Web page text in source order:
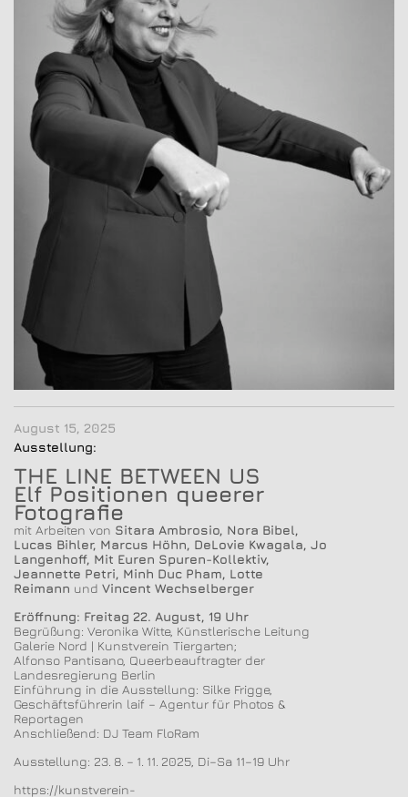
August 15, 2025
Ausstellung:
THE LINE BETWEEN US
Elf Positionen queerer
Fotografie
mit Arbeiten von Sitara Ambrosio, Nora Bibel,
Lucas Bihler, Marcus Höhn, DeLovie Kwagala, Jo
Langenhoff, Mit Euren Spuren-Kollektiv,
Jeannette Petri, Minh Duc Pham, Lotte
Reimann und Vincent Wechselberger
Eröffnung: Freitag 22. August, 19 Uhr
Begrüßung: Veronika Witte, Künstlerische Leitung
Galerie Nord | Kunstverein Tiergarten;
Alfonso Pantisano, Queerbeauftragter der
Landesregierung Berlin
Einführung in die Ausstellung: Silke Frigge,
Geschäftsführerin laif – Agentur für Photos &
Reportagen
Anschließend: DJ Team FloRam
Ausstellung: 23. 8. – 1. 11. 2025, Di–Sa 11–19 Uhr
https://kunstverein-